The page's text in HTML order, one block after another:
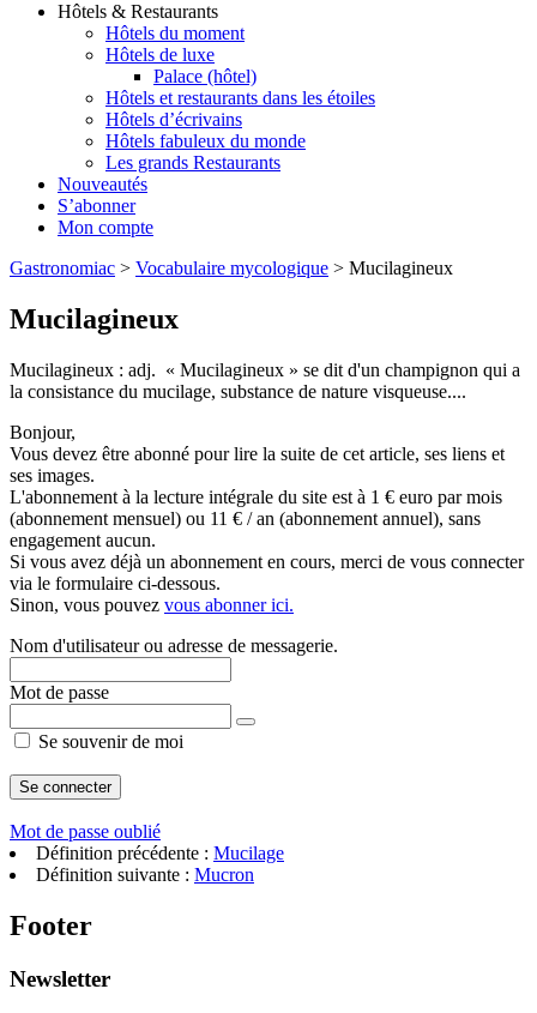
Hôtels & Restaurants
Hôtels du moment
Hôtels de luxe
Palace (hôtel)
Hôtels et restaurants dans les étoiles
Hôtels d’écrivains
Hôtels fabuleux du monde
Les grands Restaurants
Nouveautés
S’abonner
Mon compte
Gastronomiac > Vocabulaire mycologique > Mucilagineux
Mucilagineux
Mucilagineux : adj. « Mucilagineux » se dit d'un champignon qui a
la consistance du mucilage, substance de nature visqueuse....
Bonjour,
Vous devez être abonné pour lire la suite de cet article, ses liens et
ses images.
L'abonnement à la lecture intégrale du site est à 1 € euro par mois
(abonnement mensuel) ou 11 € / an (abonnement annuel), sans
engagement aucun.
Si vous avez déjà un abonnement en cours, merci de vous connecter
via le formulaire ci-dessous.
Sinon, vous pouvez vous abonner ici.
Nom d'utilisateur ou adresse de messagerie.
Mot de passe
Se souvenir de moi
Mot de passe oublié
Définition précédente : Mucilage
Définition suivante : Mucron
Footer
Newsletter